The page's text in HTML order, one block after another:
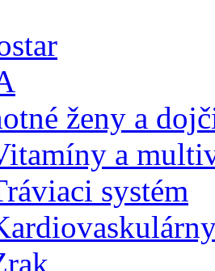
ženy a
a
systém